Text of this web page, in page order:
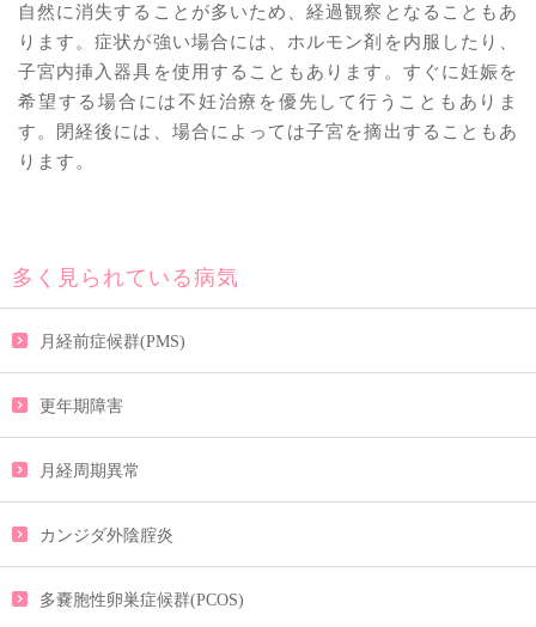
自然に消失することが多いため、経過観察となることもあ
ります。症状が強い場合には、ホルモン剤を内服したり、
子宮内挿入器具を使用することもあります。すぐに妊娠を
希望する場合には不妊治療を優先して行うこともありま
す。閉経後には、場合によっては子宮を摘出することもあ
ります。
多く見られている病気
月経前症候群(PMS)
更年期障害
月経周期異常
カンジダ外陰腟炎
多嚢胞性卵巣症候群(PCOS)